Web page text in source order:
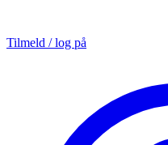
Tilmeld / log på